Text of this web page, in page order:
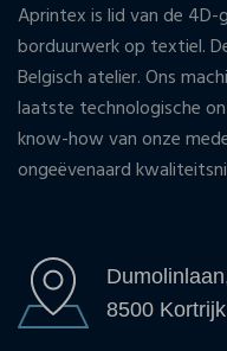
Aprintex is lid van de 4D-
borduurwerk op textiel.
Belgisch atelier. Ons
laatste technologische
know-how van onze
ongeëvenaard
8500